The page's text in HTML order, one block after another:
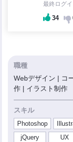
最終ログ
34
職種
Webデザイン | コ
作 | イラスト制作
スキル
Photoshop
jQuery
UX